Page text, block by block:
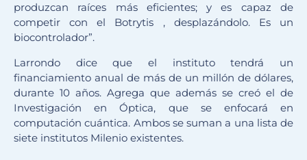
produzcan raíces más eficientes; y es capaz de
competir con el Botrytis , desplazándolo. Es un
biocontrolador”.
Larrondo dice que el instituto tendrá un
financiamiento anual de más de un millón de dólares,
durante 10 años. Agrega que además se creó el de
Investigación en Óptica, que se enfocará en
computación cuántica. Ambos se suman a una lista de
siete institutos Milenio existentes.